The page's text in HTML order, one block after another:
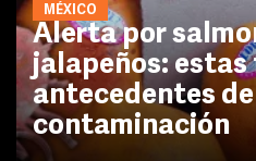
MÉXICO
Alerta por
jalapeños:
antecedentes de
contaminación